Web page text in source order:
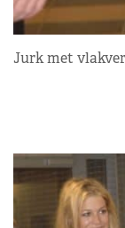
Jurk met